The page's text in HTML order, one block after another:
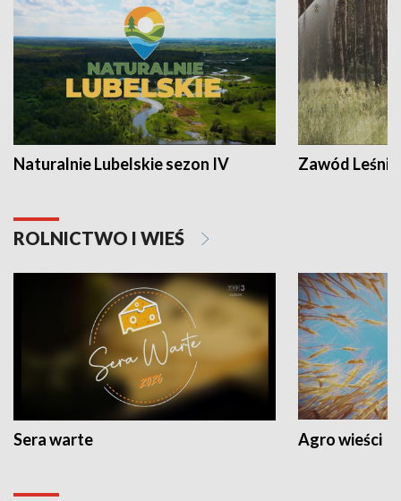
Naturalnie Lubelskie sezon IV Zawód Leśnik
ROLNICTWO I WIEŚ
Sera warte Agro wieści